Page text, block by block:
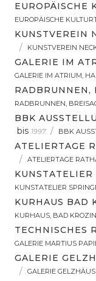
EUROPÄISCHE
EUROPÄISCHE
KUNSTVEREIN
/ KUNSTVEREIN
GALERIE IM
GALERIE IM ATRIUM,
RADBRUNNEN,
RADBRUNNEN,
BBK
bis 1997 / BBK
ATELIERTAGE
/ ATELIERTAGE
KUNSTATELIER
KURHAUS BAD
KURHAUS, BAD
TECHNISCHES
GALERIE MARTIUS
GALERIE
/ GALERIE